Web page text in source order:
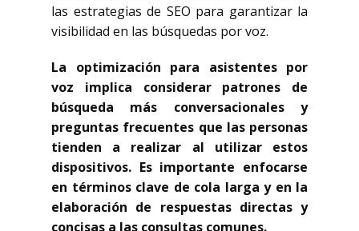
las estrategias de SEO para garantizar la
visibilidad en las búsquedas por voz.
La optimización para asistentes por
voz implica considerar patrones de
búsqueda más conversacionales y
preguntas frecuentes que las personas
tienden a realizar al utilizar estos
dispositivos. Es importante enfocarse
en términos clave de cola larga y en la
elaboración de respuestas directas y
concisas a las consultas comunes.